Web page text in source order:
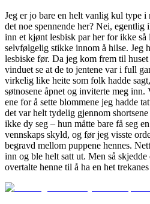
Jeg er jo bare en helt vanlig kul type
det noe spennende her? Nei,
inn et kjønt lesbisk par her for ikke så
selvfølgelig stikke innom å hilse. Jeg
lesbiske før. Da jeg kom frem til
vinduet se at de to jentene var i full
virkelig like heite som folk hadde
søtnosene åpnet og inviterte meg
ene for å sette blommene jeg hadde
det var helt tydelig gjennom
ikke dy seg – hun måtte bare få seg
vennskaps skyld, og før jeg visste
begravd mellom puppene hennes.
inn og ble helt satt ut. Men så
overtalte henne til å ha en het